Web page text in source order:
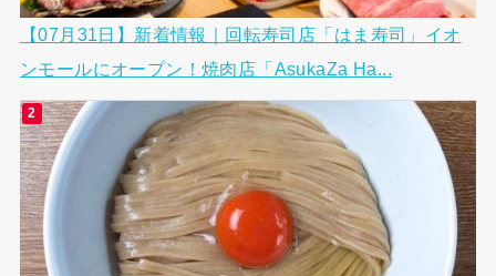
【07月31日】新着情報｜回転寿司店「はま寿司」イオ
ンモールにオープン！焼肉店「AsukaZa Ha...